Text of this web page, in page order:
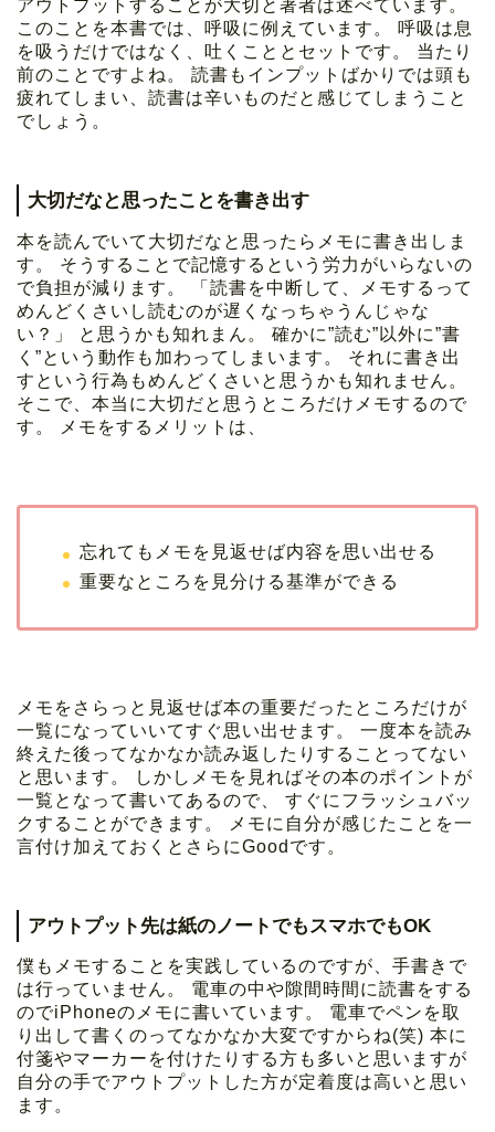
アウトプットすることが大切と著者は述べています。
このことを本書では、呼吸に例えています。 呼吸は息
を吸うだけではなく、吐くこととセットです。 当たり
前のことですよね。 読書もインプットばかりでは頭も
疲れてしまい、読書は辛いものだと感じてしまうこと
でしょう。
大切だなと思ったことを書き出す
本を読んでいて大切だなと思ったらメモに書き出しま
す。 そうすることで記憶するという労力がいらないの
で負担が減ります。 「読書を中断して、メモするって
めんどくさいし読むのが遅くなっちゃうんじゃな
い？」 と思うかも知れまん。 確かに”読む”以外に”書
く”という動作も加わってしまいます。 それに書き出
すという行為もめんどくさいと思うかも知れません。
そこで、本当に大切だと思うところだけメモするので
す。 メモをするメリットは、
忘れてもメモを見返せば内容を思い出せる
重要なところを見分ける基準ができる
メモをさらっと見返せば本の重要だったところだけが
一覧になっていいてすぐ思い出せます。 一度本を読み
終えた後ってなかなか読み返したりすることってない
と思います。 しかしメモを見ればその本のポイントが
一覧となって書いてあるので、 すぐにフラッシュバッ
クすることができます。 メモに自分が感じたことを一
言付け加えておくとさらにGoodです。
アウトプット先は紙のノートでもスマホでもOK
僕もメモすることを実践しているのですが、手書きで
は行っていません。 電車の中や隙間時間に読書をする
のでiPhoneのメモに書いています。 電車でペンを取
り出して書くのってなかなか大変ですからね(笑) 本に
付箋やマーカーを付けたりする方も多いと思いますが
自分の手でアウトプットした方が定着度は高いと思い
ます。